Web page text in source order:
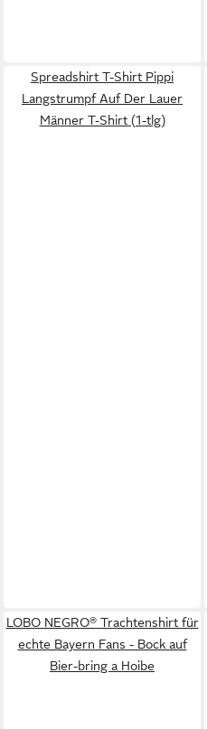
Spreadshirt T-Shirt Pippi
Langstrumpf Auf Der Lauer
Männer T-Shirt (1-tlg)
LOBO NEGRO® Trachtenshirt für
echte Bayern Fans - Bock auf
Bier-bring a Hoibe